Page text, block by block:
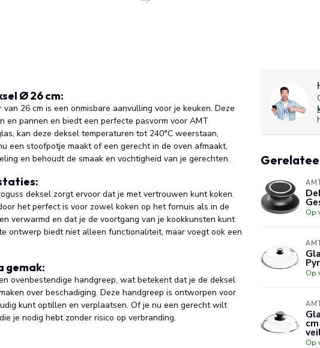
Ø 26 cm:
26 cm is een onmisbare aanvulling voor je keuken. Deze
pannen en biedt een perfecte pasvorm voor AMT
kan deze deksel temperaturen tot 240°C weerstaan,
een stoofpotje maakt of een gerecht in de oven afmaakt,
en behoudt de smaak en vochtigheid van je gerechten.
deksel zorgt ervoor dat je met vertrouwen kunt koken.
het perfect is voor zowel koken op het fornuis als in de
verwarmd en dat je de voortgang van je kookkunsten kunt
ontwerp biedt niet alleen functionaliteit, maar voegt ook een
gemak:
ovenbestendige handgreep, wat betekent dat je de deksel
over beschadiging. Deze handgreep is ontworpen voor
kunt optillen en verplaatsen. Of je nu een gerecht wilt
je nodig hebt zonder risico op verbranding.
Op
Op
Op